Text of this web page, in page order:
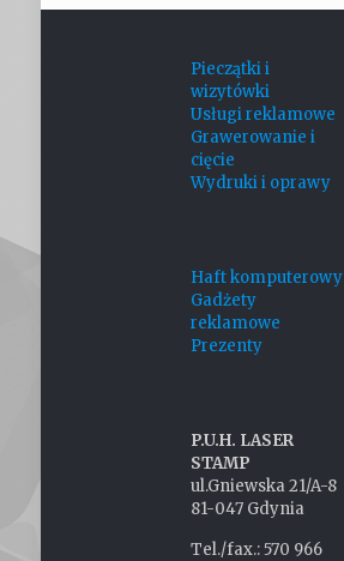
Pieczątki i
wizytówki
Usługi reklamowe
Grawerowanie i
cięcie
Wydruki i oprawy
Haft komputerowy
Gadżety
reklamowe
Prezenty
P.U.H. LASER
STAMP
ul.Gniewska 21/A-8
81-047 Gdynia
Tel./fax.: 570 966